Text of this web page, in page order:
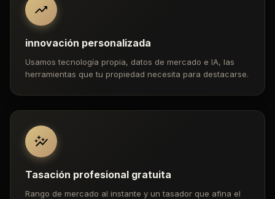
innovación personalizada
Usamos tecnología propia, datos de mercado e IA, las
herramientas que tu propiedad necesita para destacarse.
Tasación profesional gratuita
Rango de mercado al instante y un tasador que afina el